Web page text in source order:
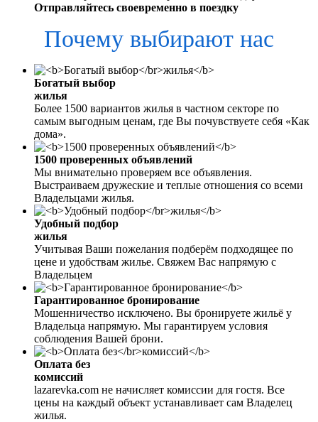
Отправляйтесь своевременно в поездку
Почему выбирают нас
Богатый выбор
жилья
Более 1500 вариантов жилья в частном секторе по
самым выгодным ценам, где Вы почувствуете себя «Как
дома».
1500 проверенных объявлений
Мы внимательно проверяем все объявления.
Выстраиваем дружеские и теплые отношения со всеми
Владельцами жилья.
Удобный подбор
жилья
Учитывая Ваши пожелания подберём подходящее по
цене и удобствам жилье. Свяжем Вас напрямую с
Владельцем
Гарантированное бронирование
Мошенничество исключено. Вы бронируете жильё у
Владельца напрямую. Мы гарантируем условия
соблюдения Вашей брони.
Оплата без
комиссий
lazarevka.com не начисляет комиссии для гостя. Все
цены на каждый объект устанавливает сам Владелец
жилья.